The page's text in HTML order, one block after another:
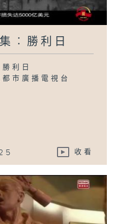
︰勝利日
利日
市廣播電視台
收看